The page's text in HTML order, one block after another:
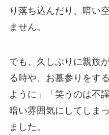
り落ち込んだり、暗い
ません。
でも、久しぶりに親族
る時や、お墓参りをす
ように」「笑うのは不
暗い雰囲気にしてしま
ました。